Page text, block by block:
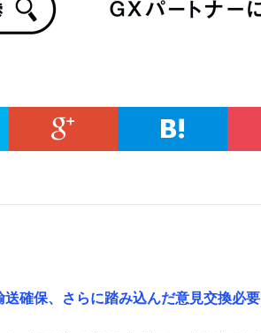
確保、さらに踏み込んだ意見交換必要